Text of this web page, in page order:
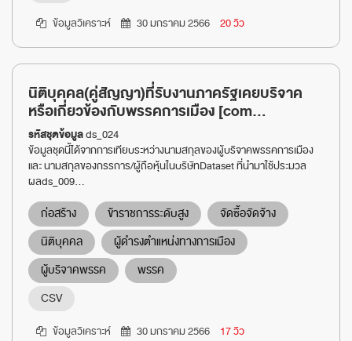
ข้อมูลวิเคราะห์ 30 มกราคม 2566 20 วิว
นิติบุคคล(คู่สัญญา)ที่รับงานภาครัฐเคยบริจาค
หรือเกี่ยวข้องกับพรรคการเมือง [com...
รหัสชุดข้อมูลds_024
ข้อมูลชุดนี้ได้จากการเทียบระหว่างนามสกุลของผู้บริจาคพรรคการเมือง
และ นามสกุลของกรรการ/ผู้ถือหุ้นในบริษัทDataset ที่นำมาใช้ประมวล
ผลds_009...
ก่อสร้าง ข้าราชการระดับสูง
จัดซื้อจัดจ้าง
นิติบุคคล
ผู้ดำรงตำแหน่งทางการเมือง
ผู้บริจาคพรรค
พรรค
CSV
ข้อมูลวิเคราะห์ 30 มกราคม 2566 17 วิว